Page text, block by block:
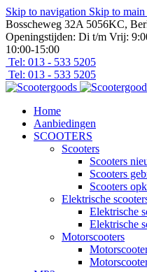
Skip to navigation Skip to
Bosscheweg 32A 5056KC,
Openingstijden: Di t/m Vrij:
10:00-15:00
Tel: 013 - 533 5205
Tel: 013 - 533 5205
Home
Aanbiedingen
SCOOTERS
Scooters
Scooters
Scooters
Scooters
Elektrische
Elektrische
Elektrische
Motorscooters